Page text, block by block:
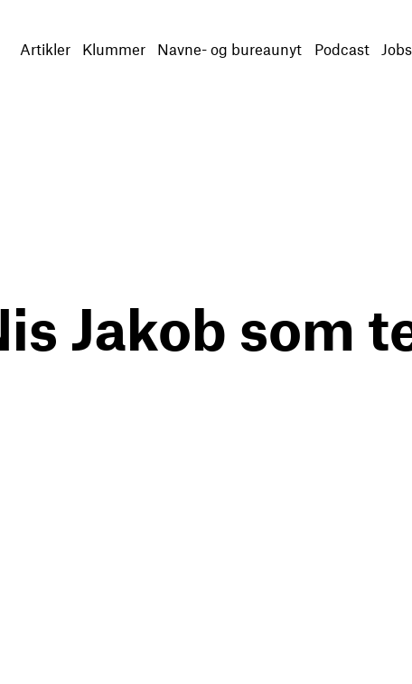
Artikler Klummer Navne- og bureaunyt Podcast Jobs
Jakob som